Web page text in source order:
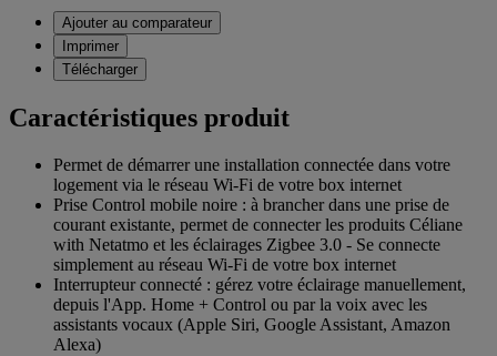
Ajouter au comparateur
Imprimer
Télécharger
Caractéristiques produit
Permet de démarrer une installation connectée dans votre
logement via le réseau Wi-Fi de votre box internet
Prise Control mobile noire : à brancher dans une prise de
courant existante, permet de connecter les produits Céliane
with Netatmo et les éclairages Zigbee 3.0 - Se connecte
simplement au réseau Wi-Fi de votre box internet
Interrupteur connecté : gérez votre éclairage manuellement,
depuis l'App. Home + Control ou par la voix avec les
assistants vocaux (Apple Siri, Google Assistant, Amazon
Alexa)